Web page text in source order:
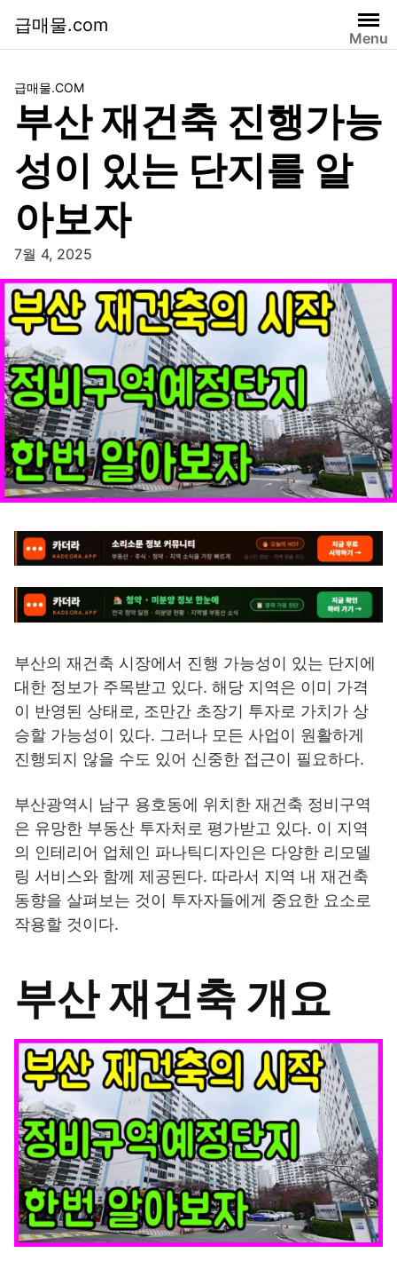
급매물.com
Menu
급매물.COM
부산 재건축 진행가능
성이 있는 단지를 알
아보자
7월 4, 2025
부산의 재건축 시장에서 진행 가능성이 있는 단지에
대한 정보가 주목받고 있다. 해당 지역은 이미 가격
이 반영된 상태로, 조만간 초장기 투자로 가치가 상
승할 가능성이 있다. 그러나 모든 사업이 원활하게
진행되지 않을 수도 있어 신중한 접근이 필요하다.
부산광역시 남구 용호동에 위치한 재건축 정비구역
은 유망한 부동산 투자처로 평가받고 있다. 이 지역
의 인테리어 업체인 파나틱디자인은 다양한 리모델
링 서비스와 함께 제공된다. 따라서 지역 내 재건축
동향을 살펴보는 것이 투자자들에게 중요한 요소로
작용할 것이다.
부산 재건축 개요